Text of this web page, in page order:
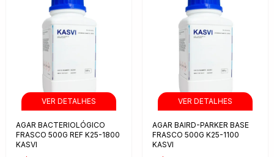
AGAR BACTERIOLÓGICO
FRASCO 500G REF K25-1800
KASVI
AGAR BAIRD-PARKER BASE
FRASCO 500G K25-1100
KASVI